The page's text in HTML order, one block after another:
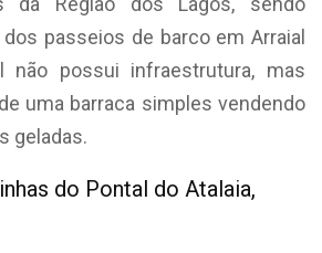
passeios de barco em Arraial
não possui infraestrutura, mas
uma barraca simples vendendo
geladas.
do Pontal do Atalaia,